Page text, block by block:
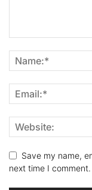
Save my name,
next time I comment.